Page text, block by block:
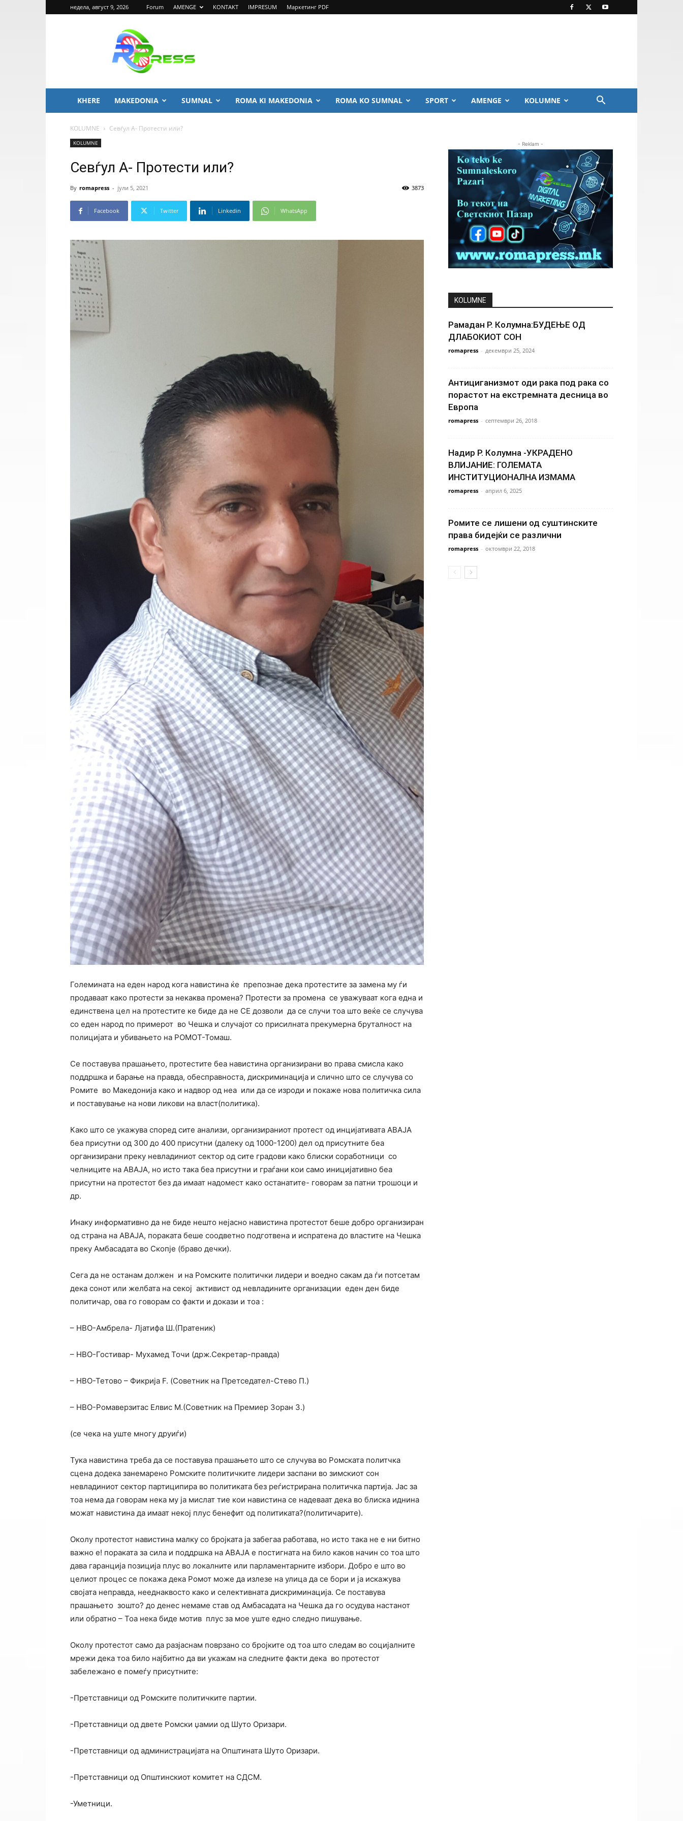
недела, август 9, 2026 Forum AMENGE KONTAKT IMPRESUM Маркетинг PDF
PRESS
KHERE MAKEDONIA SUMNAL ROMA KI MAKEDONIA ROMA KO SUMNAL SPORT AMENGE KOLUMNE
KOLUMNE Севѓул А- Протести или?
KOLUMNE
Севѓул А- Протести или?
By romapress - јули 5, 2021 3873
Facebook Twitter Linkedin WhatsApp
Големината на еден народ кога навистина ќе препознае дека протестите за замена му ѓи
продаваат како протести за некаква промена? Протести за промена се уважуваат кога една и
единствена цел на протестите ке биде да не СЕ дозволи да се случи тоа што веќе се случува
со еден народ по примерот во Чешка и случајот со присилната прекумерна бруталност на
полицијата и убивањето на РОМОТ-Томаш.
Се поставува прашањето, протестите беа навистина организирани во права смисла како
поддршка и барање на правда, обесправноста, дискриминација и слично што се случува со
Ромите во Македонија како и надвор од неа или да се изроди и покаже нова политичка сила
и поставување на нови ликови на власт(политика).
Како што се укажува според сите анализи, организираниот протест од инцијативата АВАЈА
беа присутни од 300 до 400 присутни (далеку од 1000-1200) дел од присутните беа
организирани преку невладиниот сектор од сите градови како блиски соработници со
челниците на АВАЈА, но исто така беа присутни и граѓани кои само иницијативно беа
присутни на протестот без да имаат надомест како останатите- говорам за патни трошоци и
др.
Инаку информативно да не биде нешто нејасно навистина протестот беше добро организиран
од страна на АВАЈА, пораката беше соодветно подготвена и испратена до властите на Чешка
преку Амбасадата во Скопје (браво дечки).
Сега да не останам должен и на Ромските политички лидери и воедно сакам да ѓи потсетам
дека сонот или желбата на секој активист од невладините организации еден ден биде
политичар, ова го говорам со факти и докази и тоа :
– НВО-Амбрела- Лјатифа Ш.(Пратеник)
– НВО-Гостивар- Мухамед Точи (држ.Секретар-правда)
– НВО-Тетово – Фикрија F. (Советник на Претседател-Стево П.)
– НВО-Ромаверзитас Елвис М.(Советник на Премиер Зоран З.)
(се чека на уште многу друиѓи)
Тука навистина треба да се поставува прашањето што се случува во Ромската политчка
сцена додека занемарено Ромските политичките лидери заспани во зимскиот сон
невладиниот сектор партиципира во политиката без реѓистрирана политичка партија. Јас за
тоа нема да говорам нека му ја мислат тие кои навистина се надеваат дека во блиска иднина
можат навистина да имаат некој плус бенефит од политиката?(политичарите).
Околу протестот навистина малку со бројката ја забегаа работава, но исто така не е ни битно
важно е! пораката за сила и поддршка на АВАЈА е постигната на било каков начин со тоа што
дава гаранција позиција плус во локалните или парламентарните избори. Добро е што во
целиот процес се покажа дека Ромот може да излезе на улица да се бори и ја искажува
својата неправда, нееднаквосто како и селективната дискриминација. Се поставува
прашањето зошто? до денес немаме став од Амбасадата на Чешка да го осудува настанот
или обратно – Тоа нека биде мотив плус за мое уште едно следно пишување.
Околу протестот само да разјаснам поврзано со бројките од тоа што следам во социјалните
мрежи дека тоа било најбитно да ви укажам на следните факти дека во протестот
забележано е помеѓу присутните:
-Претставници од Ромските политичките партии.
-Претставници од двете Ромски џамии од Шуто Оризари.
-Претставници од администрацијата на Општината Шуто Оризари.
-Претставници од Општинскиот комитет на СДСМ.
-Уметници.
- Reklam -
KOLUMNE
Рамадан Р. Колумна:БУДЕЊЕ ОД
ДЛАБОКИОТ СОН
romapress - декември 25, 2024
Антициганизмот оди рака под рака со
порастот на екстремната десница во
Европа
romapress - септември 26, 2018
Надир Р. Колумна -УКРАДЕНО
ВЛИЈАНИЕ: ГОЛЕМАТА
ИНСТИТУЦИОНАЛНА ИЗМАМА
romapress - април 6, 2025
Ромите се лишени од суштинските
права бидејќи се различни
romapress - октомври 22, 2018